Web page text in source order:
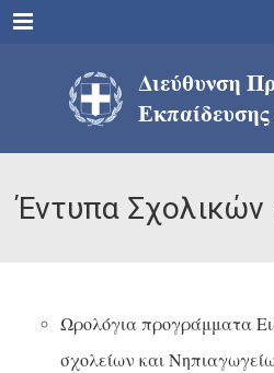
Menu
Έντυπα
Ωρολόγια προγράμματα
σχολείων και